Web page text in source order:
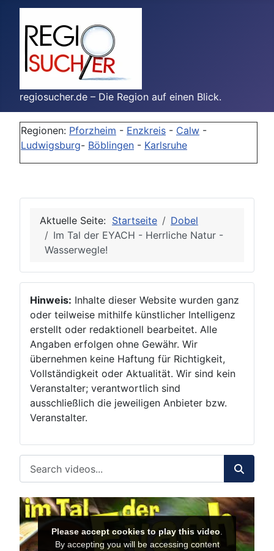
regiosucher.de – Die Region auf einen Blick.
Regionen: Pforzheim - Enzkreis - Calw -
Ludwigsburg- Böblingen - Karlsruhe
Aktuelle Seite: Startseite
Dobel
Im Tal der EYACH - Herrliche Natur -
Wasserwegle!
Hinweis: Inhalte dieser Website wurden ganz
oder teilweise mithilfe künstlicher Intelligenz
erstellt oder redaktionell bearbeitet. Alle
Angaben erfolgen ohne Gewähr. Wir
übernehmen keine Haftung für Richtigkeit,
Vollständigkeit oder Aktualität. Wir sind kein
Veranstalter; verantwortlich sind
ausschließlich die jeweiligen Anbieter bzw.
Veranstalter.